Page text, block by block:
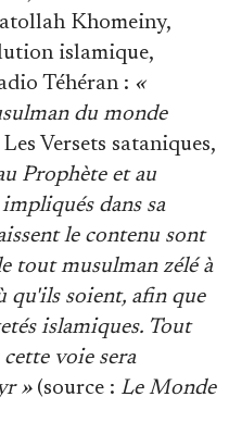
Khomeiny,
islamique,
Téhéran : «
du monde
Versets sataniques,
Prophète et au
dans sa
le contenu sont
tout musulman zélé à
qu'ils soient, afin que
islamiques. Tout
voie sera
»(source : Le Monde